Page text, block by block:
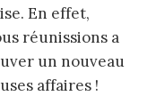
En effet,
réunissions a
un nouveau
affaires !